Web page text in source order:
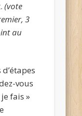
(vote
3
au
vous
fais »